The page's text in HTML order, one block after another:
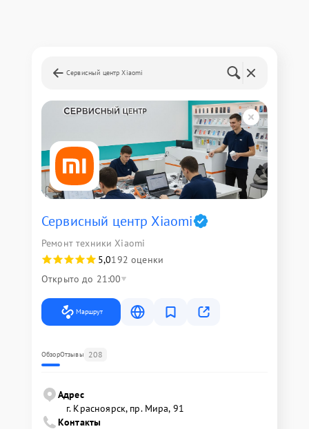
Сервисный центр Xiaomi
Сервисный центр Xiaomi
Ремонт техники Xiaomi
5,0192 оценки
Открыто до 21:00
Маршрут
ОбзорОтзывы 208
Адрес
г. Красноярск, ​пр. Мира, 91
Контакты